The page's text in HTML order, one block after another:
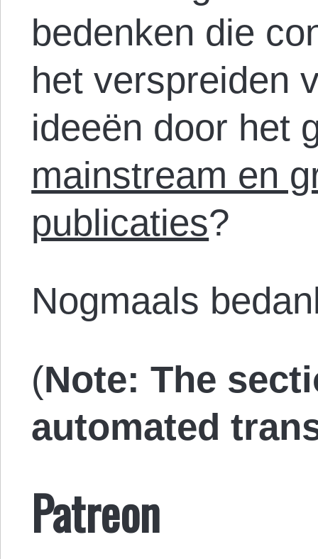
bedenken die
het verspreiden
ideeën door het
mainstream en
publicaties?
Nogmaals
(Note: The
automated
Patreon